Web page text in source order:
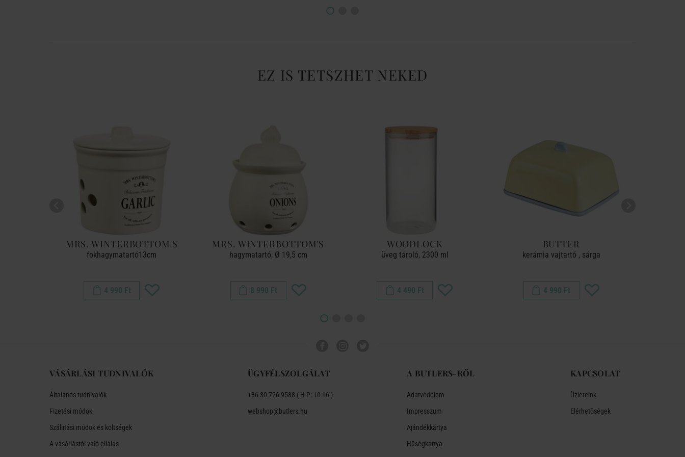
EZ IS TETSZHET NEKED
MRS. WINTERBOTTOM'S
fokhagymatartó13cm
4 990 Ft
MRS. WINTERBOTTOM'S
hagymatartó, Ø 19,5 cm
8 990 Ft
WOODLOCK
üveg tároló, 2300 ml
4 490 Ft
BUTTER
kerámia vajtartó , sárga
4 990 Ft
VÁSÁRLÁSI TUDNIVALÓK
Általános tudnivalók
Fizetési módok
Szállítási módok és költségek
A vásárlástól való ellálás
ÜGYFÉLSZOLGÁLAT
+36 30 726 9588 ( H-P: 10-16 )
webshop@butlers.hu
A BUTLERS-RŐL
Adatvédelem
Impresszum
Ajándékkártya
Hűségkártya
KAPCSOLAT
Üzleteink
Elérhetőségek